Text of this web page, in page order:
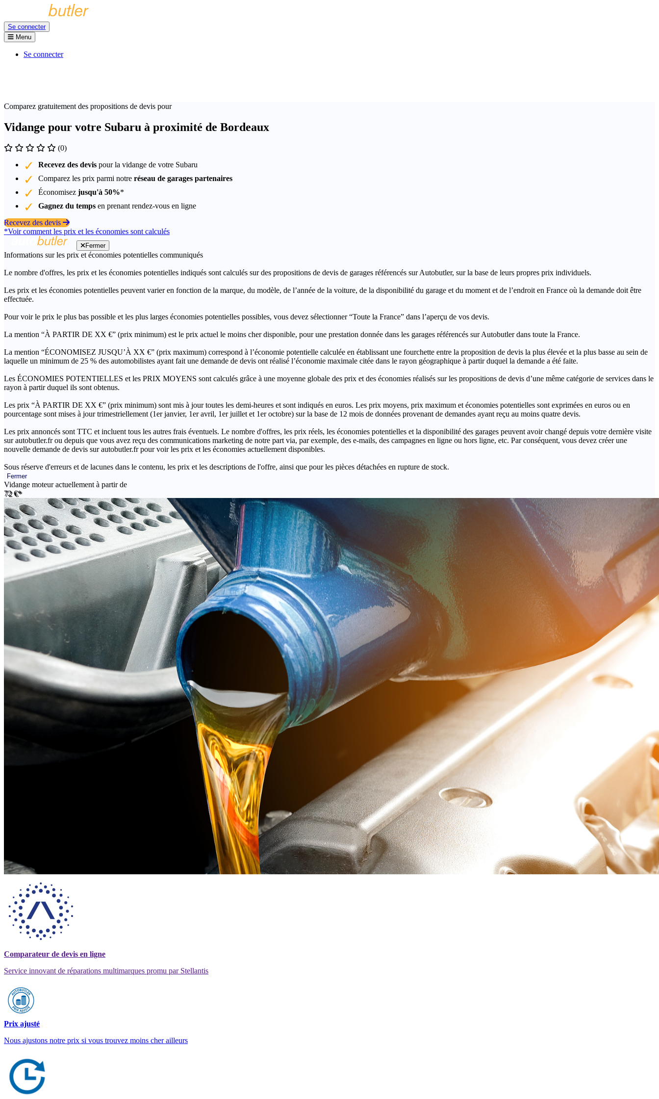
Se connecter
Menu
Se connecter
Comparez gratuitement des propositions de devis pour
Vidange pour votre Subaru à proximité de Bordeaux
(0)
Recevez des devis pour la vidange de votre Subaru
Comparez les prix parmi notre réseau de garages partenaires
Économisez jusqu'à 50%*
Gagnez du temps en prenant rendez-vous en ligne
Recevez des devis
*Voir comment les prix et les économies sont calculés
Fermer
Informations sur les prix et économies potentielles communiqués
Le nombre d'offres, les prix et les économies potentielles indiqués sont calculés sur des propositions de devis de garages référencés sur Autobutler, sur la base de leurs propres prix individuels.
Les prix et les économies potentielles peuvent varier en fonction de la marque, du modèle, de l’année de la voiture, de la disponibilité du garage et du moment et de l’endroit en France où la demande doit être
effectuée.
Pour voir le prix le plus bas possible et les plus larges économies potentielles possibles, vous devez sélectionner “Toute la France” dans l’aperçu de vos devis.
La mention “À PARTIR DE XX €” (prix minimum) est le prix actuel le moins cher disponible, pour une prestation donnée dans les garages référencés sur Autobutler dans toute la France.
La mention “ÉCONOMISEZ JUSQU’À XX €” (prix maximum) correspond à l’économie potentielle calculée en établissant une fourchette entre la proposition de devis la plus élevée et la plus basse au sein de
laquelle un minimum de 25 % des automobilistes ayant fait une demande de devis ont réalisé l’économie maximale citée dans le rayon géographique à partir duquel la demande a été faite.
Les ÉCONOMIES POTENTIELLES et les PRIX MOYENS sont calculés grâce à une moyenne globale des prix et des économies réalisés sur les propositions de devis d’une même catégorie de services dans le
rayon à partir duquel ils sont obtenus.
Les prix “À PARTIR DE XX €” (prix minimum) sont mis à jour toutes les demi-heures et sont indiqués en euros. Les prix moyens, prix maximum et économies potentielles sont exprimées en euros ou en
pourcentage sont mises à jour trimestriellement (1er janvier, 1er avril, 1er juillet et 1er octobre) sur la base de 12 mois de données provenant de demandes ayant reçu au moins quatre devis.
Les prix annoncés sont TTC et incluent tous les autres frais éventuels. Le nombre d'offres, les prix réels, les économies potentielles et la disponibilité des garages peuvent avoir changé depuis votre dernière visite
sur autobutler.fr ou depuis que vous avez reçu des communications marketing de notre part via, par exemple, des e-mails, des campagnes en ligne ou hors ligne, etc. Par conséquent, vous devez créer une
nouvelle demande de devis sur autobutler.fr pour voir les prix et les économies actuellement disponibles.
Sous réserve d'erreurs et de lacunes dans le contenu, les prix et les descriptions de l'offre, ainsi que pour les pièces détachées en rupture de stock.
Fermer
Vidange moteur actuellement à partir de
72 €*
Comparateur de devis en ligne
Service innovant de réparations multimarques promu par Stellantis
Prix ajusté
Nous ajustons notre prix si vous trouvez moins cher ailleurs